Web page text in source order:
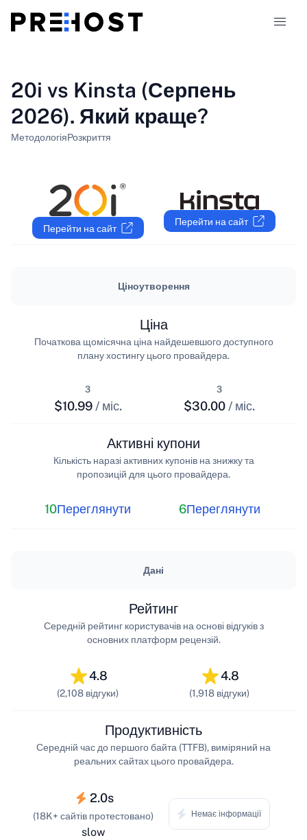
Порівняння
UK
20i vs Kinsta (Серпень
2026). Який краще?
МетодологіяРозкриття
Перейти на сайт
Перейти на сайт
Ціноутворення
з
$10.99 / міс.
Ціна
Початкова щомісячна ціна найдешевшого доступного
плану хостингу цього провайдера.
з
$30.00 / міс.
10Переглянути
Активні купони
Кількість наразі активних купонів на знижку та
пропозицій для цього провайдера.
6Переглянути
Дані
4.8
(2,108 відгуки)
Рейтинг
Середній рейтинг користувачів на основі відгуків з
основних платформ рецензій.
4.8
(1,918 відгуки)
2.0s
(18K+ сайтів протестовано)
slow
Продуктивність
Середній час до першого байта (TTFB), виміряний на
реальних сайтах цього провайдера.
Немає інформації